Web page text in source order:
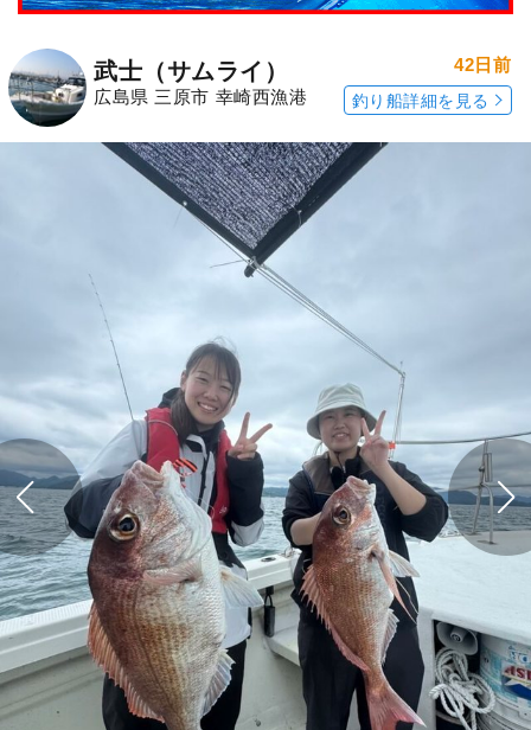
武士（サムライ）
広島県 三原市 幸崎西漁港
42日前
釣り船詳細を見る